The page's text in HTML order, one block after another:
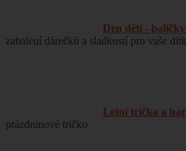
Den dětí -
zabalení dárečků a sladkostí pro vaše
Letní trička a
prázdninové tričko